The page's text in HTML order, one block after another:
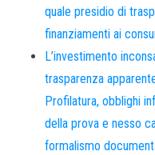
quale presidio di
finanziamenti ai
L’investimento
trasparenza
Profilatura, obblighi
della prova e nesso
formalismo